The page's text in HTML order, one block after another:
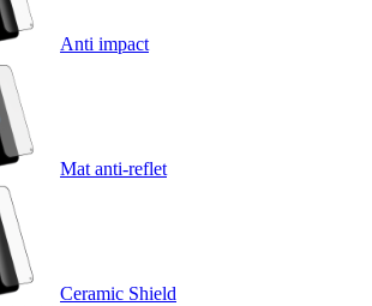
Anti impact
Mat anti-reflet
Ceramic Shield